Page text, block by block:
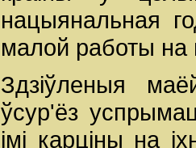
нацыянальная
малой работы на
Здзіўленыя
ўсур'ёз
імі карціны на